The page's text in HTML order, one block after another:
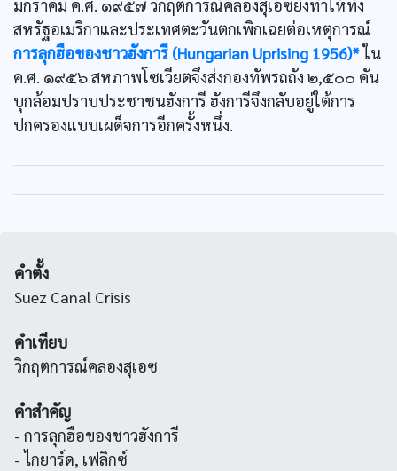
มกราคม ค.ศ. ๑๙๕๗ วิกฤตการณ์คลองสุเอซยังทำให้ทั้ง
สหรัฐอเมริกาและประเทศตะวันตกเพิกเฉยต่อเหตุการณ์
การลุกฮือของชาวฮังการี (Hungarian Uprising 1956)*ใน
ค.ศ. ๑๙๕๖ สหภาพโซเวียตจึงส่งกองทัพรถถัง ๒,๕๐๐ คัน
บุกล้อมปราบประชาชนฮังการี ฮังการีจึงกลับอยู่ใต้การ
ปกครองแบบเผด็จการอีกครั้งหนึ่ง.
คำตั้ง
Suez Canal Crisis
คำเทียบ
วิกฤตการณ์คลองสุเอซ
คำสำคัญ
- การลุกฮือของชาวฮังการี
- ไกยาร์ด, เฟลิกซ์